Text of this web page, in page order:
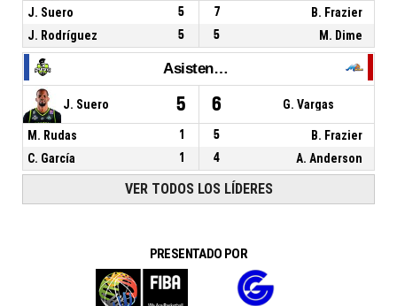
J. Suero 5 7
B. Frazier
J. Rodríguez
5 5 M. Dime
Asistencias
J. Suero 5 6 G. Vargas
M. Rudas 1 5
B. Frazier
C. García
1 4 A. Anderson
VER TODOS LOS LÍDERES
PRESENTADO POR